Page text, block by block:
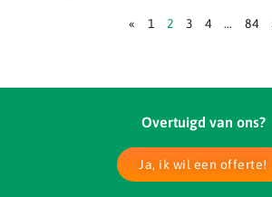
« 1 2 3 4 … 84
Overtuigd van ons?
Ja, ik wil een offerte!